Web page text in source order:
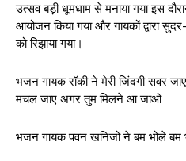
उत्सव बड़ी धूमधाम से मनाया गया इस
आयोजन किया गया और गायकों द्वारा
को रिझाया गया।
भजन गायक रॉकी ने मेरी जिंदगी सवर
मचल जाए अगर तुम मिलने आ जाओ
भजन गायक पवन खनिजों ने बम भोले बम